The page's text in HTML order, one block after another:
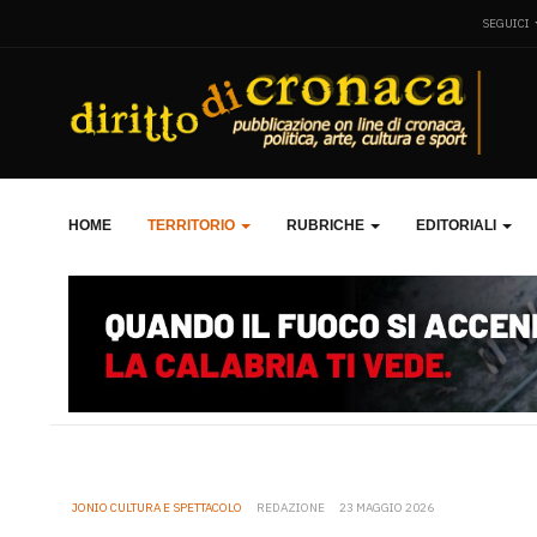
SEGUICI
HOME TERRITORIO RUBRICHE EDITORIALI
JONIO CULTURA E SPETTACOLO REDAZIONE 23 MAGGIO 2026